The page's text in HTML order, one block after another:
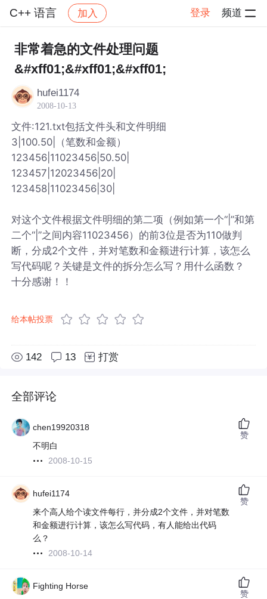
C++ 语言 加入 登录 频道
社区 C++ 语言 帖子详情
非常着急的文件处理问题
&#xff01;&#xff01;&#xff01;
hufei1174
2008-10-13
文件:121.txt包括文件头和文件明细
3|100.50|（笔数和金额）
123456|11023456|50.50|
123457|12023456|20|
123458|11023456|30|
对这个文件根据文件明细的第二项（例如第一个“|”和第
二个“|”之间内容11023456）的前3位是否为110做判
断，分成2个文件，并对笔数和金额进行计算，该怎么
写代码呢？关键是文件的拆分怎么写？用什么函数？
十分感谢！！
给本帖投票
142 13 打赏
全部评论
chen19920318
不明白
2008-10-15
赞
hufei1174
来个高人给个读文件每行，并分成2个文件，并对笔数
和金额进行计算，该怎么写代码，有人能给出代码
么？
2008-10-14
赞
Fighting Horse
赞